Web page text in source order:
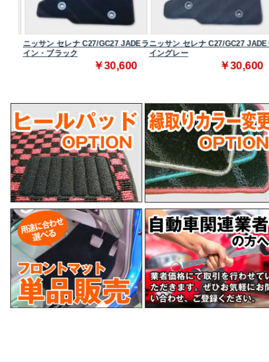
ニッサン セレナ C27/GC27 JADEラ
イン・ブラック
￥30,600
ニッサン セレナ C27/GC27 JADE
イングレー
￥30,600